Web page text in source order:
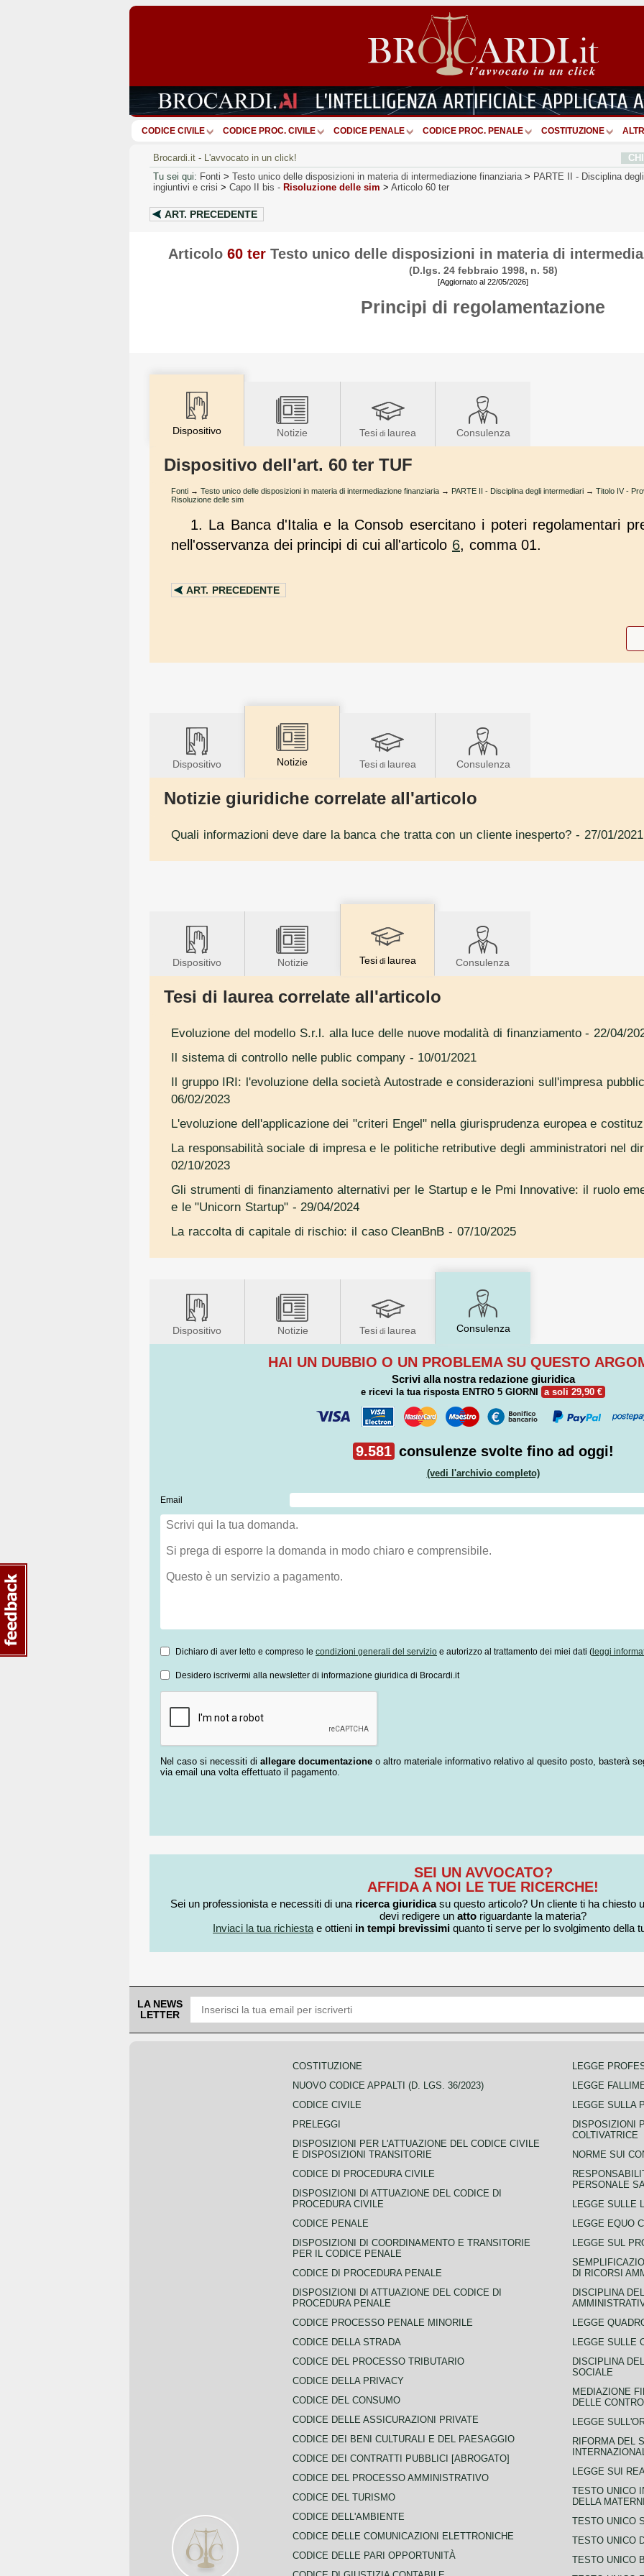
CODICE CIVILE CODICE PROC. CIVILE CODICE PENALE CODICE PROC. PENALE COSTITUZIONE ALTRI
Brocardi.it - L'avvocato in un click!
Tu sei qui: Fonti > Testo unico delle disposizioni in materia di intermediazione finanziaria > PARTE II - Disciplina
ingiuntivi e crisi > Capo II bis - Risoluzione delle sim > Articolo 60 ter
ART. PRECEDENTE
Articolo 60 ter Testo unico delle disposizioni in materia di
(D.lgs. 24 febbraio 1998, n. 58)
[Aggiornato al 22/05/2026]
Principi di regolamentazione
Dispositivo Notizie Tesi di laurea Consulenza
Dispositivo dell'art. 60 ter TUF
Fonti → Testo unico delle disposizioni in materia di intermediazione finanziaria → PARTE II - Disciplina degli intermediari → Titolo IV -
Risoluzione delle sim
1. La Banca d'Italia e la Consob esercitano i poteri regolamentari
nell'osservanza dei principi di cui all'articolo 6, comma 01.
ART. PRECEDENTE
Dispositivo Notizie Tesidi laurea Consulenza
Notizie giuridiche correlate all'articolo
Quali informazioni deve dare la banca che tratta con un cliente inesperto? - 27/01/2021
Dispositivo Notizie Tesidi laurea Consulenza
Tesi di laurea correlate all'articolo
Evoluzione del modello S.r.l. alla luce delle nuove modalità di finanziamento- 22/04/
Il sistema di controllo nelle public company - 10/01/2021
Il gruppo IRI: l'evoluzione della società Autostrade e considerazioni sull'impresa
06/02/2023
L'evoluzione dell'applicazione dei "criteri Engel" nella giurisprudenza europea e
La responsabilità sociale di impresa e le politiche retributive degli amministratori nel
02/10/2023
Gli strumenti di finanziamento alternativi per le Startup e le Pmi Innovative: il ruolo
e le "Unicorn Startup" - 29/04/2024
La raccolta di capitale di rischio: il caso CleanBnB - 07/10/2025
Dispositivo Notizie Tesi di laurea Consulenza
HAI UN DUBBIO O UN PROBLEMA SU QUESTO
Scrivi alla nostra redazione giuridica
e ricevi la tua risposta ENTRO 5 GIORNI a soli 29,90 €
9.581 consulenze svolte fino ad oggi!
(vedi l'archivio completo)
Email
Dichiaro di aver letto e compreso le condizioni generali del servizio e autorizzo al trattamento dei miei dati (leggi
Desidero iscrivermi alla newsletter di informazione giuridica di Brocardi.it
Nel caso si necessiti di allegare documentazione o altro materiale informativo relativo al quesito posto, basterà
via email una volta effettuato il pagamento.
SEI UN AVVOCATO?
AFFIDA A NOI LE TUE RICERCHE!
Sei un professionista e necessiti di una ricerca giuridicasu questo articolo? Un cliente ti ha chiesto
devi redigere un atto riguardante la materia?
Inviaci la tua richiesta e ottieni in tempi brevissimi quanto ti serve per lo svolgimento della
LA NEWS
LETTER
COSTITUZIONE
NUOVO CODICE APPALTI (D. LGS. 36/2023)
CODICE CIVILE
PRELEGGI
DISPOSIZIONI PER L'ATTUAZIONE DEL CODICE CIVILE
E DISPOSIZIONI TRANSITORIE
CODICE DI PROCEDURA CIVILE
DISPOSIZIONI DI ATTUAZIONE DEL CODICE DI
PROCEDURA CIVILE
CODICE PENALE
DISPOSIZIONI DI COORDINAMENTO E TRANSITORIE
PER IL CODICE PENALE
CODICE DI PROCEDURA PENALE
DISPOSIZIONI DI ATTUAZIONE DEL CODICE DI
PROCEDURA PENALE
CODICE PROCESSO PENALE MINORILE
CODICE DELLA STRADA
CODICE DEL PROCESSO TRIBUTARIO
CODICE DELLA PRIVACY
CODICE DEL CONSUMO
CODICE DELLE ASSICURAZIONI PRIVATE
CODICE DEI BENI CULTURALI E DEL PAESAGGIO
CODICE DEI CONTRATTI PUBBLICI [ABROGATO]
CODICE DEL PROCESSO AMMINISTRATIVO
CODICE DEL TURISMO
CODICE DELL'AMBIENTE
CODICE DELLE COMUNICAZIONI ELETTRONICHE
CODICE DELLE PARI OPPORTUNITÀ
LEGGE
LEGGE
LEGGE SULLA
DISPOSIZIONI
COLTIVATRICE
NORME SUI
PERSONALE
LEGGE SULLE
LEGGE EQUO
LEGGE SUL
DI RICORSI
DISCIPLINA
LEGGE
LEGGE SULLE
DISCIPLINA
SOCIALE
MEDIAZIONE
DELLE
LEGGE
RIFORMA DEL
LEGGE SUI
TESTO UNICO
DELLA
TESTO UNICO
TESTO UNICO
TESTO UNICO